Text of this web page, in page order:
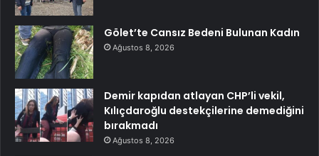
Gölet’te Cansız Bedeni Bulunan Kadın
Ağustos 8, 2026
Demir kapıdan atlayan CHP’li vekil,
Kılıçdaroğlu destekçilerine demediğini
bırakmadı
Ağustos 8, 2026